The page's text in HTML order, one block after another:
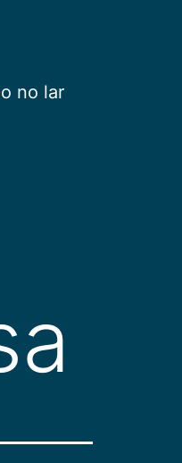
no lar